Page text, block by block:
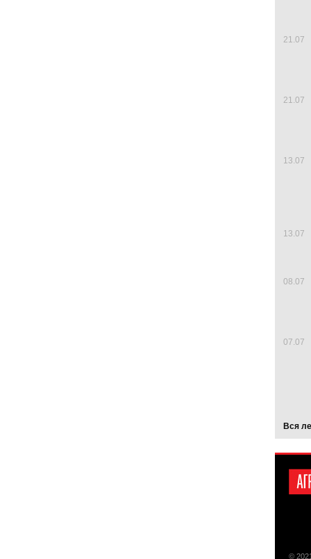
21.07
21.07
13.07
13.07
08.07
07.07
Вся
©